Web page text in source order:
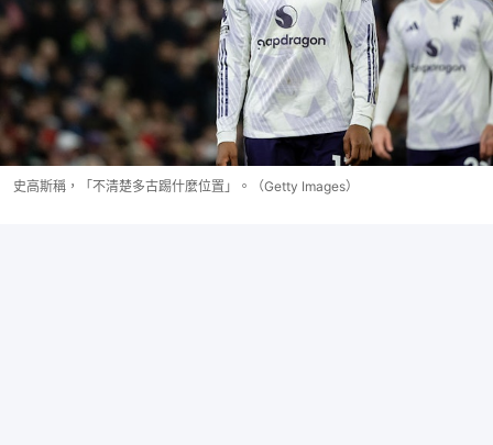
史高斯稱，「不清楚多古踢什麼位置」。（Getty Images）